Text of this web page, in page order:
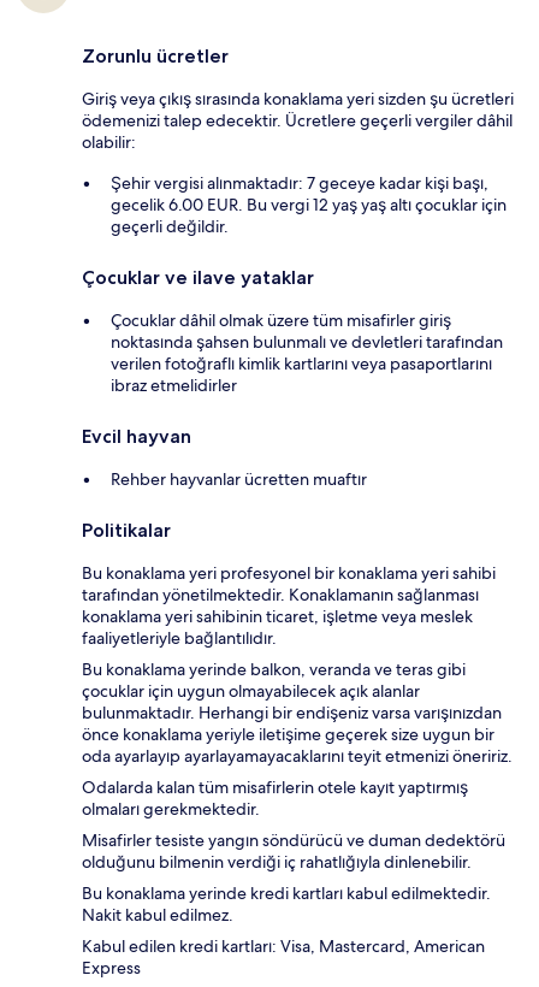
Zorunlu ücretler
Giriş veya çıkış sırasında konaklama yeri sizden şu ücretleri
ödemenizi talep edecektir. Ücretlere geçerli vergiler dâhil
olabilir:
Şehir vergisi alınmaktadır: 7 geceye kadar kişi başı,
gecelik 6.00 EUR. Bu vergi 12 yaş yaş altı çocuklar için
geçerli değildir.
Çocuklar ve ilave yataklar
Çocuklar dâhil olmak üzere tüm misafirler giriş
noktasında şahsen bulunmalı ve devletleri tarafından
verilen fotoğraflı kimlik kartlarını veya pasaportlarını
ibraz etmelidirler
Evcil hayvan
Rehber hayvanlar ücretten muaftır
Politikalar
Bu konaklama yeri profesyonel bir konaklama yeri sahibi
tarafından yönetilmektedir. Konaklamanın sağlanması
konaklama yeri sahibinin ticaret, işletme veya meslek
faaliyetleriyle bağlantılıdır.
Bu konaklama yerinde balkon, veranda ve teras gibi
çocuklar için uygun olmayabilecek açık alanlar
bulunmaktadır. Herhangi bir endişeniz varsa varışınızdan
önce konaklama yeriyle iletişime geçerek size uygun bir
oda ayarlayıp ayarlayamayacaklarını teyit etmenizi öneririz.
Odalarda kalan tüm misafirlerin otele kayıt yaptırmış
olmaları gerekmektedir.
Misafirler tesiste yangın söndürücü ve duman dedektörü
olduğunu bilmenin verdiği iç rahatlığıyla dinlenebilir.
Bu konaklama yerinde kredi kartları kabul edilmektedir.
Nakit kabul edilmez.
Kabul edilen kredi kartları: Visa, Mastercard, American
Express